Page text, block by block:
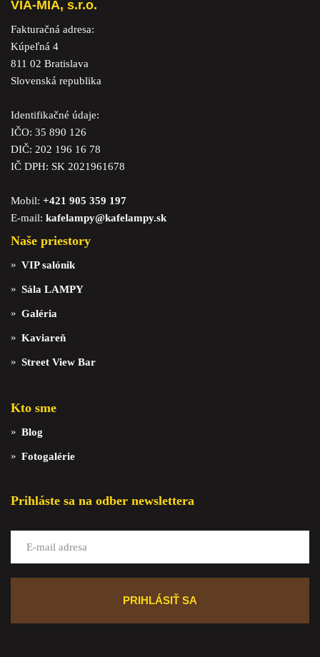
VIA-MIA, s.r.o.
Fakturačná adresa:
Kúpeľná 4
811 02 Bratislava
Slovenská republika
Identifikačné údaje:
IČO: 35 890 126
DIČ: 202 196 16 78
IČ DPH: SK 2021961678
Mobil: +421 905 359 197
E-mail: kafelampy@kafelampy.sk
Naše priestory
VIP salónik
Sála LAMPY
Galéria
Kaviareň
Street View Bar
Kto sme
Blog
Fotogalérie
Prihláste sa na odber newslettera